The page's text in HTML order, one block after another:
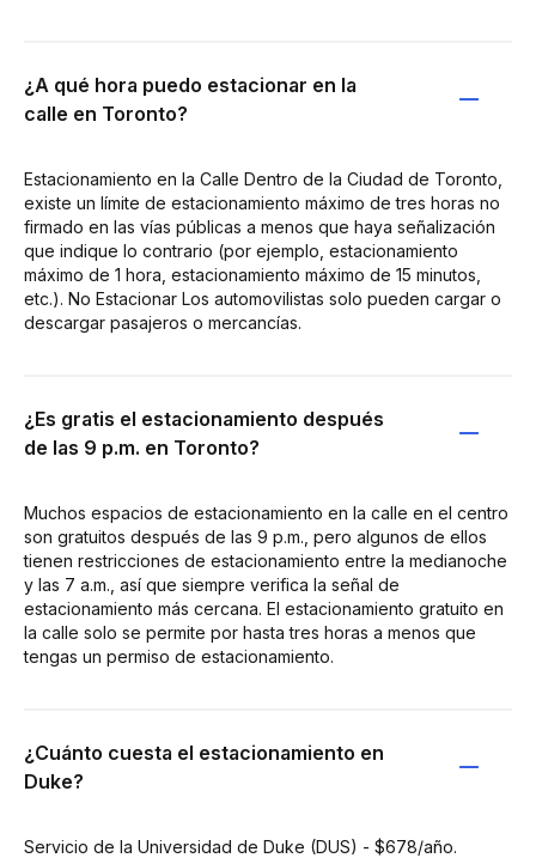
¿A qué hora puedo estacionar en la
calle en Toronto?
Estacionamiento en la Calle Dentro de la Ciudad de Toronto,
existe un límite de estacionamiento máximo de tres horas no
firmado en las vías públicas a menos que haya señalización
que indique lo contrario (por ejemplo, estacionamiento
máximo de 1 hora, estacionamiento máximo de 15 minutos,
etc.). No Estacionar Los automovilistas solo pueden cargar o
descargar pasajeros o mercancías.
¿Es gratis el estacionamiento después
de las 9 p.m. en Toronto?
Muchos espacios de estacionamiento en la calle en el centro
son gratuitos después de las 9 p.m., pero algunos de ellos
tienen restricciones de estacionamiento entre la medianoche
y las 7 a.m., así que siempre verifica la señal de
estacionamiento más cercana. El estacionamiento gratuito en
la calle solo se permite por hasta tres horas a menos que
tengas un permiso de estacionamiento.
¿Cuánto cuesta el estacionamiento en
Duke?
Servicio de la Universidad de Duke (DUS) - $678/año.